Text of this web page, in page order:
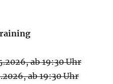
ab 19:30 Uhr
ab 19:30 Uhr